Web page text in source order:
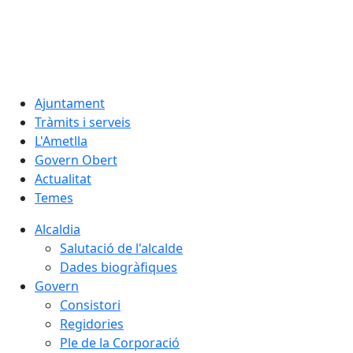
Ajuntament
Tràmits i serveis
L'Ametlla
Govern Obert
Actualitat
Temes
Alcaldia
Salutació de l'alcalde
Dades biogràfiques
Govern
Consistori
Regidories
Ple de la Corporació